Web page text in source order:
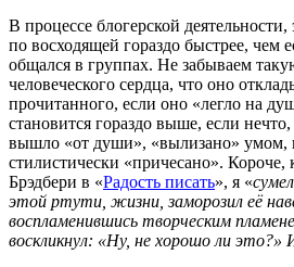
В процессе блогерской
по восходящей гораздо быстрее, чем
общался в группах. Не забываем
человеческого сердца, что оно
прочитанного, если оно «легло на
становится гораздо выше, если
вышло «от души», «вылизано» умом,
стилистически «причесано». Короче,
Брэдбери в «Радость писать», я «
этой ртути, жизни, заморозил её
воспламенившись творческим
воскликнул: «Ну, не хорошо ли